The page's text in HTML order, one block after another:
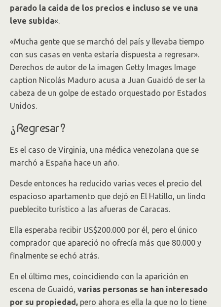
parado la caída de los precios e incluso se ve una
leve subida«.
«Mucha gente que se marchó del país y llevaba tiempo
con sus casas en venta estaría dispuesta a regresar».
Derechos de autor de la imagen Getty Images Image
caption Nicolás Maduro acusa a Juan Guaidó de ser la
cabeza de un golpe de estado orquestado por Estados
Unidos.
¿Regresar?
Es el caso de Virginia, una médica venezolana que se
marchó a España hace un año.
Desde entonces ha reducido varias veces el precio del
espacioso apartamento que dejó en El Hatillo, un lindo
pueblecito turístico a las afueras de Caracas.
Ella esperaba recibir US$200.000 por él, pero el único
comprador que apareció no ofrecía más que 80.000 y
finalmente se echó atrás.
En el último mes, coincidiendo con la aparición en
escena de Guaidó, varias personas se han interesado
por su propiedad, pero ahora es ella la que no lo tiene